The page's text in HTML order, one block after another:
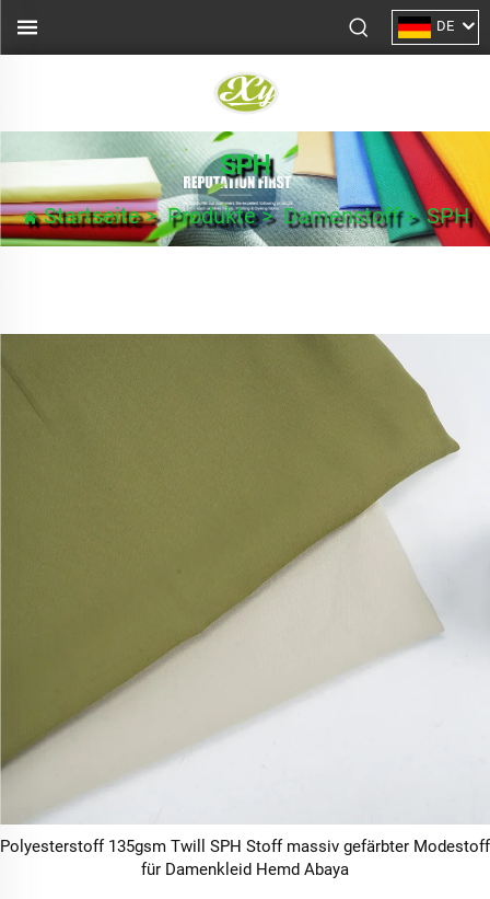
DE
SPH
Startseite>Produkte>Damenstoff>SPH
Polyesterstoff 135gsm Twill SPH Stoff massiv gefärbter Modestoff
für Damenkleid Hemd Abaya